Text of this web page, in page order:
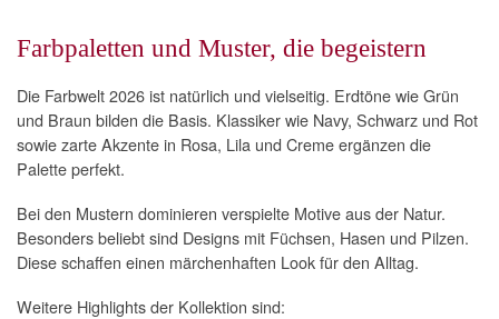
Farbpaletten und Muster, die begeistern
Die Farbwelt 2026 ist natürlich und vielseitig. Erdtöne wie Grün
und Braun bilden die Basis. Klassiker wie Navy, Schwarz und Rot
sowie zarte Akzente in Rosa, Lila und Creme ergänzen die
Palette perfekt.
Bei den Mustern dominieren verspielte Motive aus der Natur.
Besonders beliebt sind Designs mit Füchsen, Hasen und Pilzen.
Diese schaffen einen märchenhaften Look für den Alltag.
Weitere Highlights der Kollektion sind: